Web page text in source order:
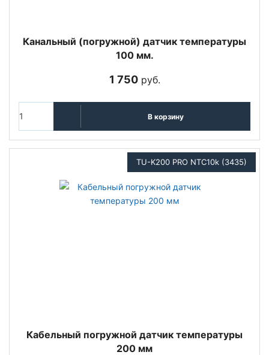
Канальный (погружной) датчик температуры
100 мм.
1 750руб.
В корзину
TU-K200 PRO NTC10k (3435)
Кабельный погружной датчик температуры
200 мм